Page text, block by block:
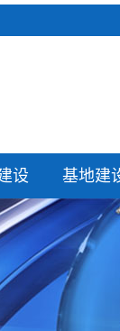
设 基地建